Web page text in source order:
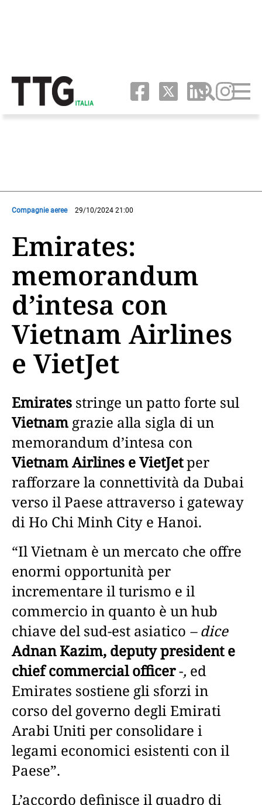
Compagnie aeree 29/10/2024 21:00
Emirates:
memorandum
d’intesa con
Vietnam Airlines
e VietJet
Emirates stringe un patto forte sul
Vietnam grazie alla sigla di un
memorandum d’intesa con
Vietnam Airlines e VietJetper
rafforzare la connettività da Dubai
verso il Paese attraverso i gateway
di Ho Chi Minh City e Hanoi.
“Il Vietnam è un mercato che offre
enormi opportunità per
incrementare il turismo e il
commercio in quanto è un hub
chiave del sud-est asiatico – dice
Adnan Kazim, deputy president e
chief commercial officer-, ed
Emirates sostiene gli sforzi in
corso del governo degli Emirati
Arabi Uniti per consolidare i
legami economici esistenti con il
Paese”.
L’accordo definisce il quadro di